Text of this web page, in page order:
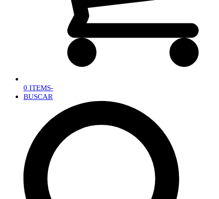
0 ITEMS-
BUSCAR